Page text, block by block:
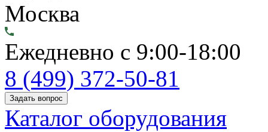
Москва
Ежедневно с 9:00-18:00
8 (499) 372-50-81
Задать вопрос
Каталог оборудования